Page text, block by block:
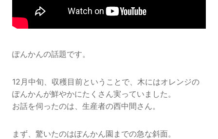
ぽんかんの話題です。
12月中旬、収穫目前ということで、木にはオレンジの
ぽんかんが鮮やかにたくさん実っていました。
お話を伺ったのは、生産者の西中間さん。
まず、驚いたのはぽんかん園までの急な斜面。